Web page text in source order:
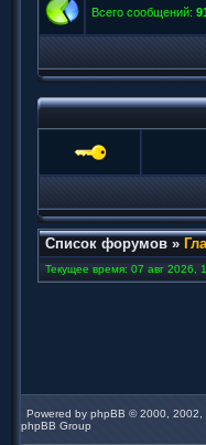
Всего сообщений:
Список форумов »
Текущее время: 07 авг 2026,
Powered by phpBB © 2000, 2002,
phpBB Group